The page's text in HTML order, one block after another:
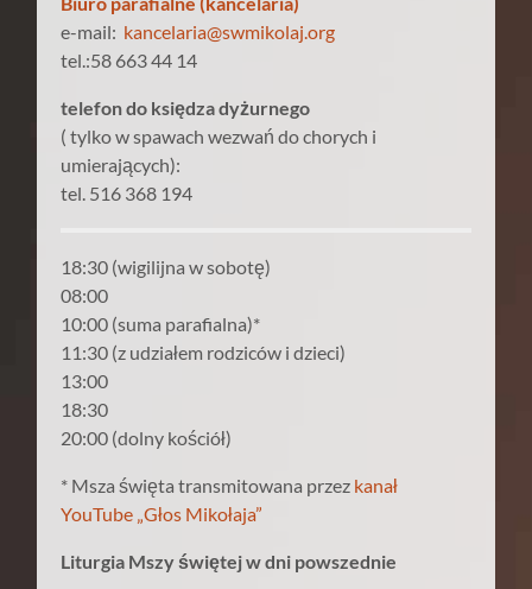
e-mail: kancelaria@swmikolaj.org
tel.:58 663 44 14
telefon do księdza dyżurnego
( tylko w spawach wezwań do chorych i
umierających):
tel. 516 368 194
18:30 (wigilijna w sobotę)
08:00
10:00 (suma parafialna)*
11:30 (z udziałem rodziców i dzieci)
13:00
18:30
20:00 (dolny kościół)
* Msza święta transmitowana przez kanał
YouTube „Głos Mikołaja”
Liturgia Mszy świętej w dni powszednie